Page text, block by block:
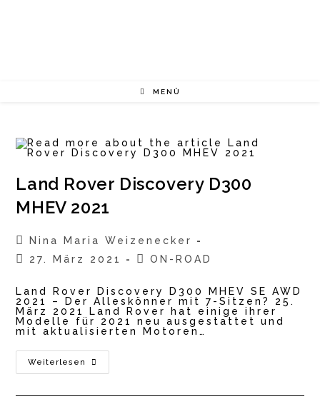
MENÜ
Land Rover Discovery D300
MHEV 2021
Beitrags-
Autor:
Nina Maria Weizenecker
Beitrag
27. März 2021
Beitrags-
ON-ROAD
Land Rover Discovery D300 MHEV SE AWD
2021 – Der Alleskönner mit 7-Sitzen? 25.
März 2021 Land Rover hat einige ihrer
Modelle für 2021 neu ausgestattet und
mit aktualisierten Motoren…
Weiterlesen
Land
Rover